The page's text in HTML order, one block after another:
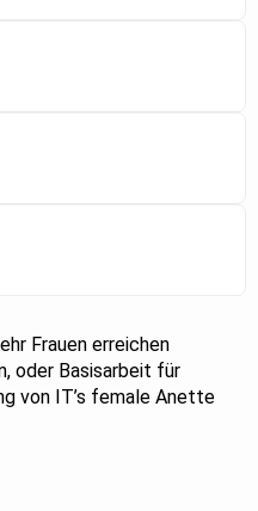
Frauen erreichen
oder Basisarbeit für
von IT’s female Anette